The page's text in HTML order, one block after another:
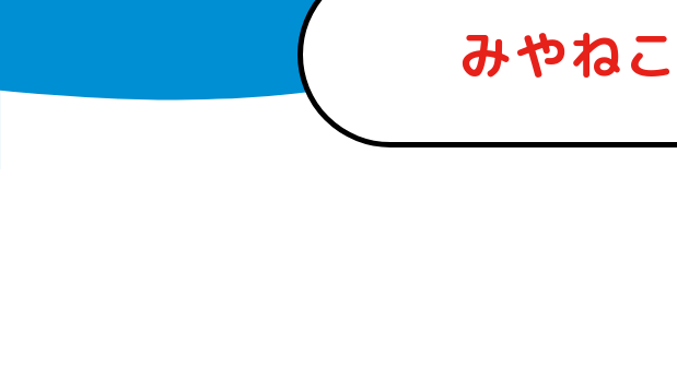
みやねこ